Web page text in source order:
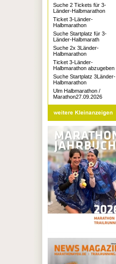
Suche 2 Tickets für 3-
Länder-Halbmarathon
Ticket 3-Länder-
Halbmarathon
Suche Startplatz für 3-
Länder-Halbmarath
Suche 2x 3Länder-
Halbmarathon
Ticket 3-Länder-
Halbmarathon abzugeben
Suche Startplatz 3Länder-
Halbmarathon
Ulm Halbmarathon /
Marathon27.09.2026